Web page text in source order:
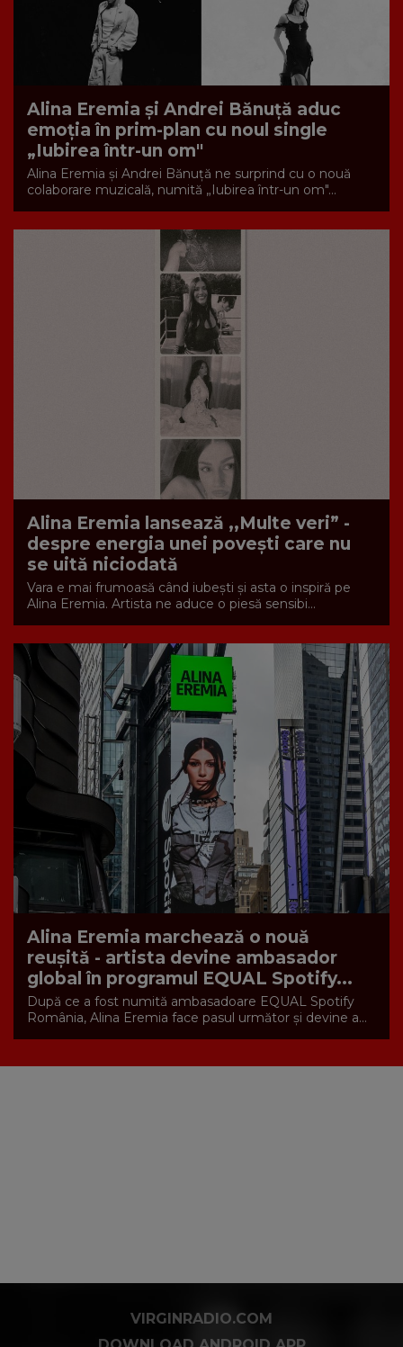
Alina Eremia și Andrei Bănuță aduc
emoția în prim-plan cu noul single
„Iubirea într-un om"
Alina Eremia și Andrei Bănuță ne surprind cu o nouă
colaborare muzicală, numită „Iubirea într-un om"...
Alina Eremia lansează ,,Multe veri” -
despre energia unei povești care nu
se uită niciodată
Vara e mai frumoasă când iubești și asta o inspiră pe
Alina Eremia. Artista ne aduce o piesă sensibi...
Alina Eremia marchează o nouă
reușită - artista devine ambasador
global în programul EQUAL Spotify...
După ce a fost numită ambasadoare EQUAL Spotify
România, Alina Eremia face pasul următor și devine a...
VIRGINRADIO.COM